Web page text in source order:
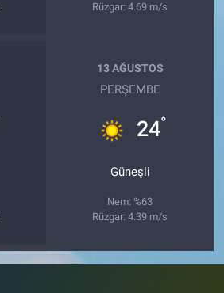
Rüzgar: 4.69 m/s
13 AĞUSTOS
PERŞEMBE
24°
Güneşli
Nem: %63
Rüzgar: 4.39 m/s